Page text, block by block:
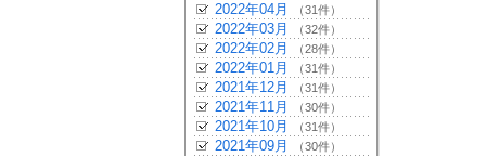
2022年04月 （31件）
2022年03月 （32件）
2022年02月 （28件）
2022年01月 （31件）
2021年12月 （31件）
2021年11月 （30件）
2021年10月 （31件）
2021年09月 （30件）